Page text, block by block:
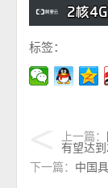
标签：
上一篇：
有望达
下一篇： 中国